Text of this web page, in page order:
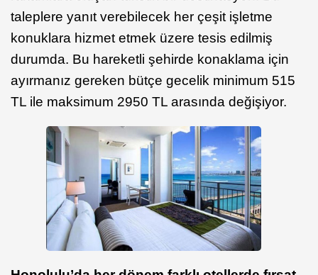
taleplere yanıt verebilecek her çeşit işletme
konuklara hizmet etmek üzere tesis edilmiş
durumda. Bu hareketli şehirde konaklama için
ayırmanız gereken bütçe gecelik minimum 515
TL ile maksimum 2950 TL arasında değişiyor.